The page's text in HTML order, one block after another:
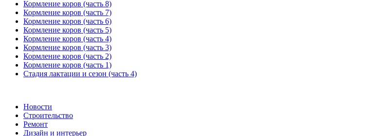
Кормление коров (часть 8)
Кормление коров (часть 7)
Кормление коров (часть 6)
Кормление коров (часть 5)
Кормление коров (часть 4)
Кормление коров (часть 3)
Кормление коров (часть 2)
Кормление коров (часть 1)
Стадия лактации и сезон (часть 4)
Новости
Строительство
Ремонт
Дизайн и интерьер